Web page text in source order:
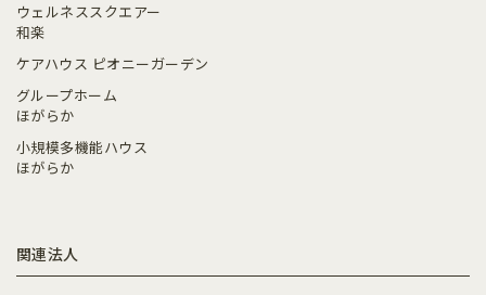
ウェルネススクエアー
和楽
ケアハウス ピオニーガーデン
グループホーム
ほがらか
小規模多機能ハウス
ほがらか
関連法人